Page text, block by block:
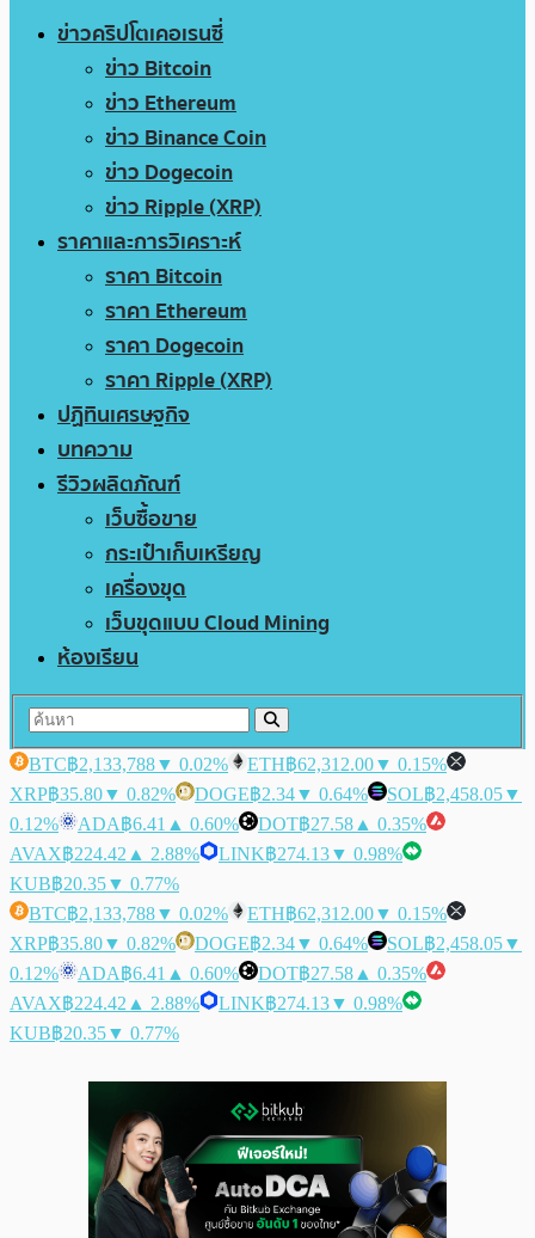
ข่าวคริปโตเคอเรนซี่
ข่าว Bitcoin
ข่าว Ethereum
ข่าว Binance Coin
ข่าว Dogecoin
ข่าว Ripple (XRP)
ราคาและการวิเคราะห์
ราคา Bitcoin
ราคา Ethereum
ราคา Dogecoin
ราคา Ripple (XRP)
ปฏิทินเศรษฐกิจ
บทความ
รีวิวผลิตภัณฑ์
เว็บซื้อขาย
กระเป๋าเก็บเหรียญ
เครื่องขุด
เว็บขุดแบบ Cloud Mining
ห้องเรียน
BTC฿2,133,788▼ 0.02% ETH฿62,312.00▼ 0.15%
XRP฿35.80▼ 0.82% DOGE฿2.34▼ 0.64% SOL฿2,458.05▼
0.12%
ADA฿6.41 ▲ 0.60% DOT฿27.58 ▲ 0.35%
AVAX฿224.42 ▲ 2.88% LINK฿274.13▼ 0.98%
KUB฿20.35▼ 0.77%
BTC฿2,133,788▼ 0.02% ETH฿62,312.00▼ 0.15%
XRP฿35.80▼ 0.82% DOGE฿2.34▼ 0.64% SOL฿2,458.05▼
0.12%
ADA฿6.41 ▲ 0.60% DOT฿27.58 ▲ 0.35%
AVAX฿224.42 ▲ 2.88% LINK฿274.13▼ 0.98%
KUB฿20.35▼ 0.77%